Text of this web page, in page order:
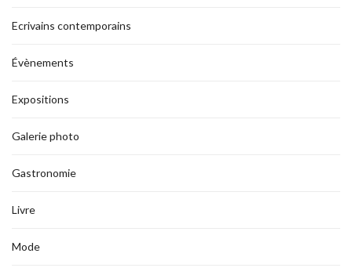
Ecrivains contemporains
Évènements
Expositions
Galerie photo
Gastronomie
Livre
Mode